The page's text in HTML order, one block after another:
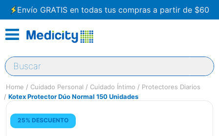
Envío GRATIS en todas tus compras a partir de $60
Buscar
Cuidado Personal Cuidado Íntimo
Protectores Diarios
Kotex Protector Dúo Normal 150 Unidades
25% DESCUENTO